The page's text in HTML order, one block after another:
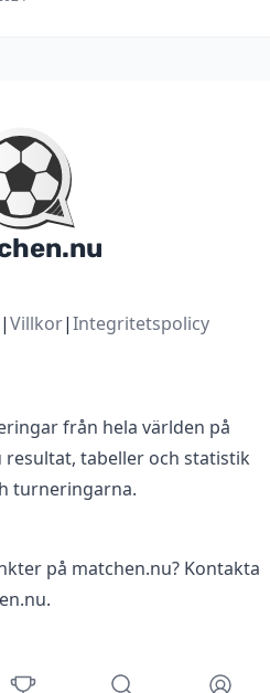
|Villkor|Integritetspolicy
från hela världen på
tabeller och statistik
turneringarna.
på matchen.nu? Kontakta
.